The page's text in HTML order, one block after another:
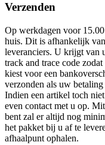
Verzenden
Op werkdagen voor
huis. Dit is afhankelijk
leveranciers. U krijgt van
track and trace code
kiest voor een
verzonden als uw
Indien een artikel toch
even contact met u op.
bent zal er altijd nog
het pakket bij u af te
afhaalpunt ophalen.